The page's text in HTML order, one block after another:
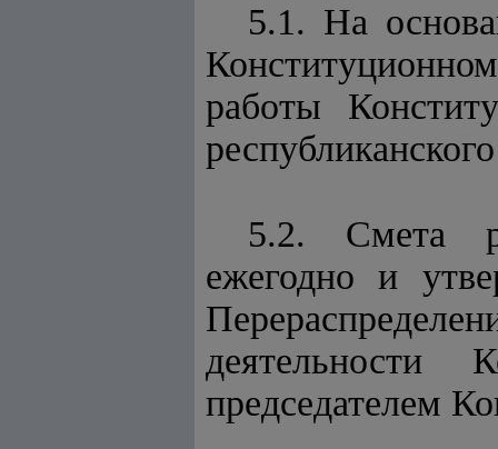
5.1. На
работы
5.2. Смета
ежегодно и
деятельности
председателем